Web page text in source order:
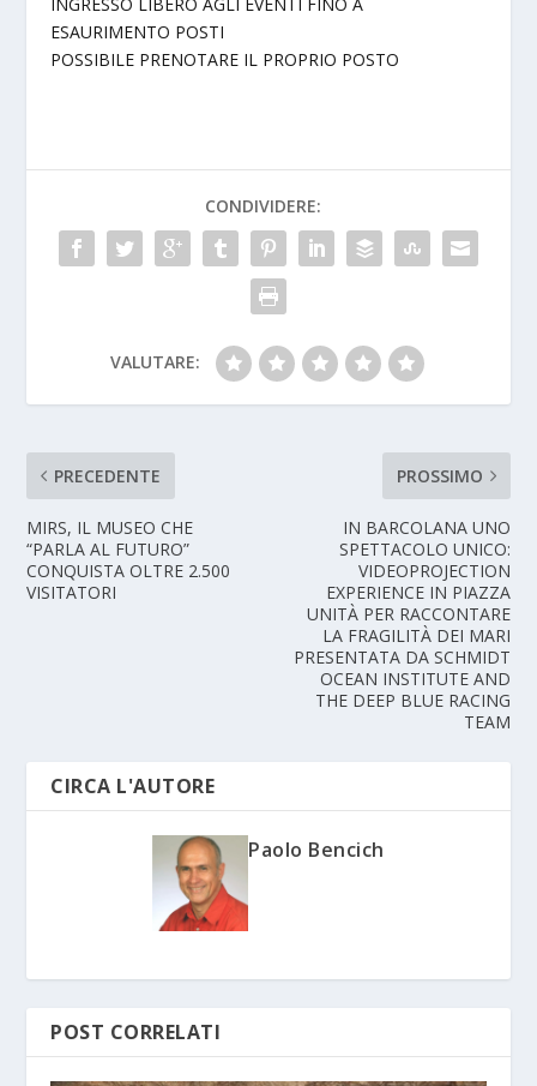
ESAURIMENTO POSTI
POSSIBILE PRENOTARE IL PROPRIO POSTO
CONDIVIDERE:
VALUTARE:
PRECEDENTE
MIRS, IL MUSEO CHE
“PARLA AL FUTURO”
CONQUISTA OLTRE 2.500
VISITATORI
PROSSIMO
IN BARCOLANA UNO
SPETTACOLO UNICO:
VIDEOPROJECTION
EXPERIENCE IN PIAZZA
UNITÀ PER RACCONTARE
LA FRAGILITÀ DEI MARI
PRESENTATA DA SCHMIDT
OCEAN INSTITUTE AND
THE DEEP BLUE RACING
TEAM
CIRCA L'AUTORE
Paolo Bencich
POST CORRELATI